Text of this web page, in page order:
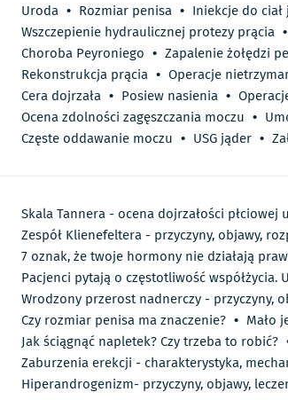
Uroda • Rozmiar penisa • Iniekcje do
Wszczepienie hydraulicznej protezy prącia •
Choroba Peyroniego • Zapalenie żołędzi
Rekonstrukcja prącia • Operacje
Cera dojrzała • Posiew nasienia •
Ocena zdolności zagęszczania moczu •
Częste oddawanie moczu • USG jąder •
Skala Tannera - ocena dojrzałości płciowej
Zespół Klienefeltera - przyczyny, objawy,
7 oznak, że twoje hormony nie działają
Pacjenci pytają o częstotliwość współżycia.
Wrodzony przerost nadnerczy - przyczyny,
Czy rozmiar penisa ma znaczenie? • Mało
Jak ściągnąć napletek? Czy trzeba to robić?
Zaburzenia erekcji - charakterystyka,
Hiperandrogenizm- przyczyny, objawy,